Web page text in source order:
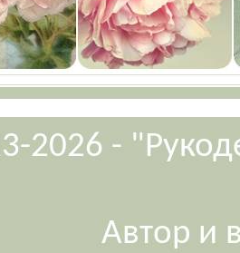
2026 -
Автор и